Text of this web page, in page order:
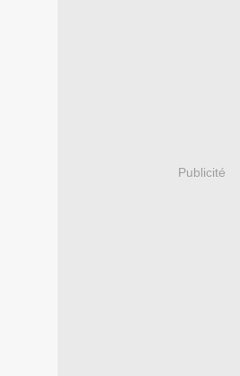
Publicité